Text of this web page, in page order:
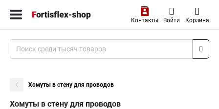
Контакты Войти Корзина
Хомуты в стену для проводов
Хомуты в стену для проводов